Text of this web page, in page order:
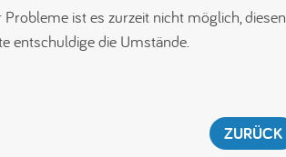
ist es zurzeit nicht möglich, diesen
entschuldige die Umstände.
ZURÜCK